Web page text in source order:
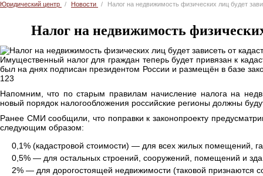
Юридический центр Новости Налог на недвижимость физических лиц будет
Налог на недвижимость
Имущественный налог для граждан теперь будет привязан к
был на днях подписан президентом России и размещён в базе
123
Напомним, что по старым правилам начисление налога на
новый порядок налогообложения российские регионы должны
Ранее СМИ сообщили, что поправки к законопроекту
следующим образом:
0,1% (кадастровой стоимости) — для всех жилых помещений,
0,5% — для остальных строений, сооружений, помещений и
2% — для дорогостоящей недвижимости (таковой признаются